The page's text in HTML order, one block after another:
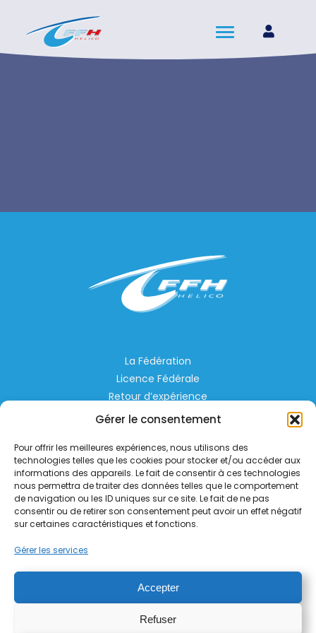
Gérer le consentement
Pour offrir les meilleures expériences, nous utilisons des
technologies telles que les cookies pour stocker et/ou accéder aux
informations des appareils. Le fait de consentir à ces technologies
nous permettra de traiter des données telles que le comportement
de navigation ou les ID uniques sur ce site. Le fait de ne pas
consentir ou de retirer son consentement peut avoir un effet négatif
sur certaines caractéristiques et fonctions.
Gérer les services
Accepter
Refuser
La Fédération
Licence Fédérale
Retour d’expérience
Espace Privé
Liens Utiles
Aérodrome de Lognes Emerainville
77185 LOGNES
contact@helico.org